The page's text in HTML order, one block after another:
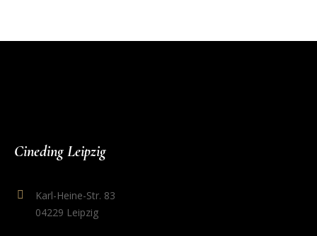
Cineding Leipzig
Karl-Heine-Str. 83
04229 Leipzig